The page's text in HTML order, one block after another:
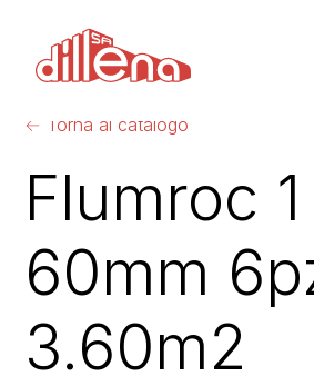
← Torna al catalogo
Flumroc 1
60mm
3.60m2